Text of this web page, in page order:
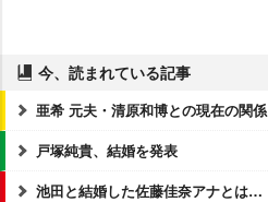
今、読まれている記事
亜希 元夫・清原和博との現在の関係
戸塚純貴、結婚を発表
池田と結婚した佐藤佳奈アナとは…